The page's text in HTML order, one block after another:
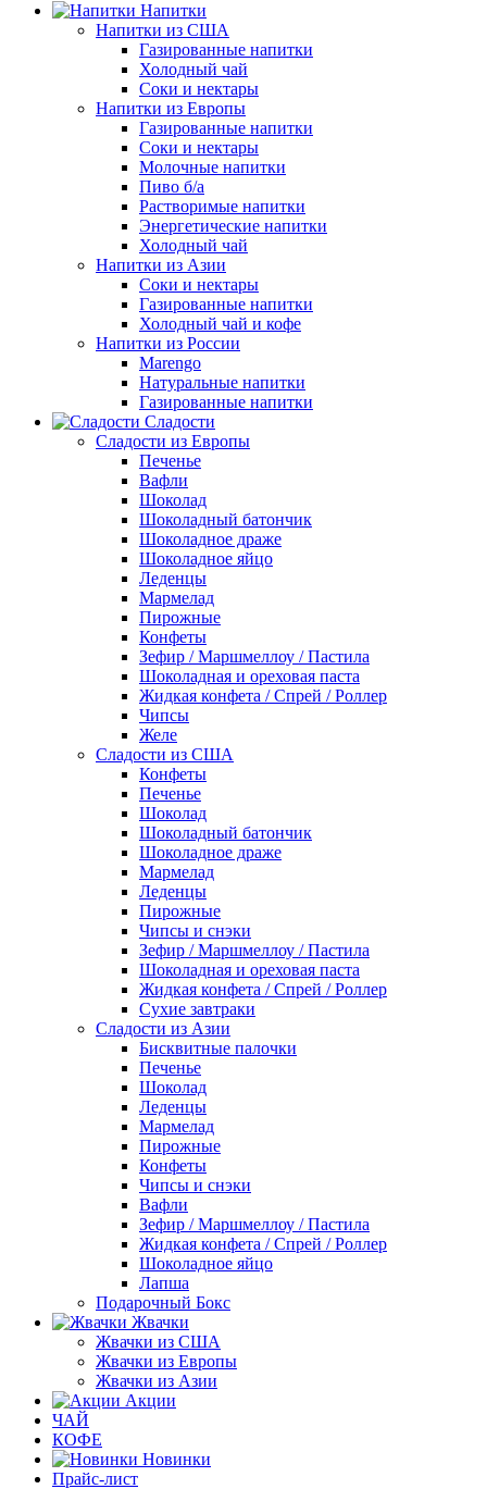
Напитки
Напитки из США
Газированные напитки
Холодный чай
Соки и нектары
Напитки из Европы
Газированные напитки
Соки и нектары
Молочные напитки
Пиво б/а
Растворимые напитки
Энергетические напитки
Холодный чай
Напитки из Азии
Соки и нектары
Газированные напитки
Холодный чай и кофе
Напитки из России
Marengo
Натуральные напитки
Газированные напитки
Сладости
Сладости из Европы
Печенье
Вафли
Шоколад
Шоколадный батончик
Шоколадное драже
Шоколадное яйцо
Леденцы
Мармелад
Пирожные
Конфеты
Зефир / Маршмеллоу / Пастила
Шоколадная и ореховая паста
Жидкая конфета / Спрей / Роллер
Чипсы
Желе
Сладости из США
Конфеты
Печенье
Шоколад
Шоколадный батончик
Шоколадное драже
Мармелад
Леденцы
Пирожные
Чипсы и снэки
Зефир / Маршмеллоу / Пастила
Шоколадная и ореховая паста
Жидкая конфета / Спрей / Роллер
Сухие завтраки
Сладости из Азии
Бисквитные палочки
Печенье
Шоколад
Леденцы
Мармелад
Пирожные
Конфеты
Чипсы и снэки
Вафли
Зефир / Маршмеллоу / Пастила
Жидкая конфета / Спрей / Роллер
Шоколадное яйцо
Лапша
Подарочный Бокс
Жвачки
Жвачки из США
Жвачки из Европы
Жвачки из Азии
Акции
ЧАЙ
КОФЕ
Новинки
Прайс-лист